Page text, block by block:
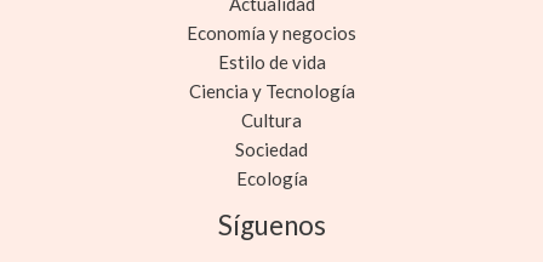
Economía y negocios
Estilo de vida
Ciencia y Tecnología
Cultura
Sociedad
Ecología
Síguenos